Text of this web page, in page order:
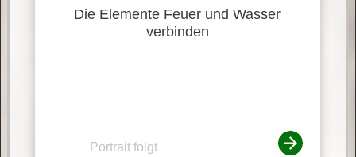
Die Elemente Feuer und Wasser
verbinden
Portrait folgt